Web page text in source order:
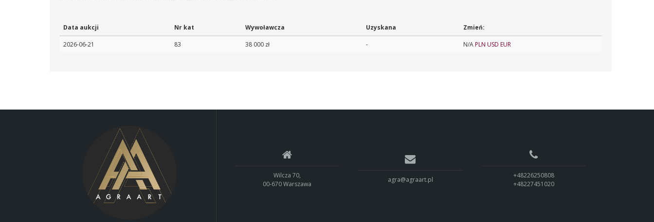
Data aukcji Nr kat Wywoławcza Uzyskana Zmień:
2026-06-21 83 38 000 zł - N/APLN USD EUR
Wilcza 70,
00-670 Warszawa
agra@agraart.pl
+48226250808
+48227451020